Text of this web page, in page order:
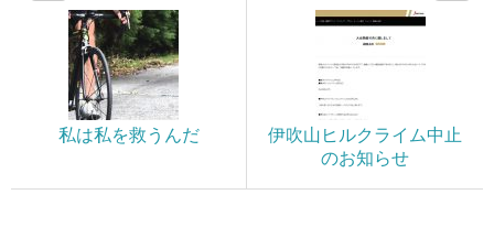
私は私を救うんだ
伊吹山ヒルクライム中止
のお知らせ